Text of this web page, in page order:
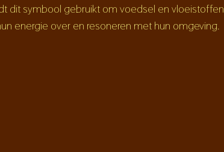
dit symbool gebruikt om voedsel en vloeistoffen
energie over en resoneren met hun omgeving.